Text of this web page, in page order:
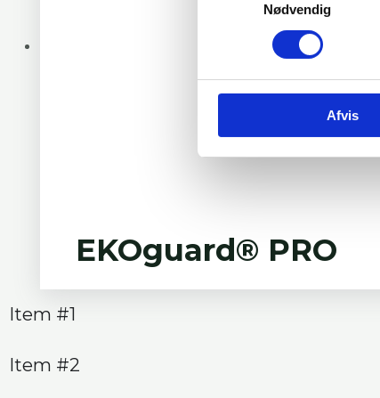
Nødvendig
Afvis
EKOguard® PRO
Item #1
Item #2